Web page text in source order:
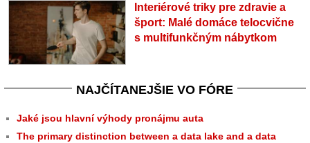
Interiérové triky pre zdravie a
šport: Malé domáce telocvične
s multifunkčným nábytkom
NAJČÍTANEJŠIE VO FÓRE
Jaké jsou hlavní výhody pronájmu auta
The primary distinction between a data lake and a data